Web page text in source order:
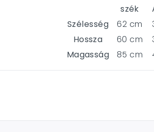
szék
Szélesség
62 cm
Hossza
60 cm
Magasság
85 cm